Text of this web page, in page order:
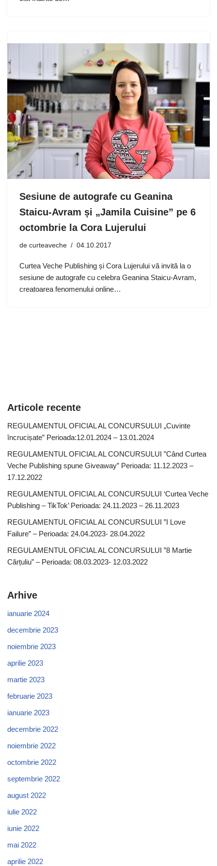
Sesiune de autografe cu Geanina
Staicu-Avram și „Jamila Cuisine” pe 6
octombrie la Cora Lujerului
de curteaveche 04.10.2017
Curtea Veche Publishing și Cora Lujerului vă invită la o
sesiune de autografe cu celebra Geanina Staicu-Avram,
creatoarea fenomenului online…
Articole recente
REGULAMENTUL OFICIAL AL CONCURSULUI „Cuvinte
încrucișate” Perioada:12.01.2024 – 13.01.2024
REGULAMENTUL OFICIAL AL CONCURSULUI ”Când Curtea
Veche Publishing spune Giveaway” Perioada: 11.12.2023 –
17.12.2022
REGULAMENTUL OFICIAL AL CONCURSULUI ‘Curtea Veche
Publishing – TikTok’ Perioada: 24.11.2023 – 26.11.2023
REGULAMENTUL OFICIAL AL CONCURSULUI ”I Love
Failure” – Perioada: 24.04.2023- 28.04.2022
REGULAMENTUL OFICIAL AL CONCURSULUI ”8 Martie
Cărțuliu” – Perioada: 08.03.2023- 12.03.2022
Arhive
ianuarie 2024
decembrie 2023
noiembrie 2023
aprilie 2023
martie 2023
februarie 2023
ianuarie 2023
decembrie 2022
noiembrie 2022
octombrie 2022
septembrie 2022
august 2022
iulie 2022
iunie 2022
mai 2022
aprilie 2022